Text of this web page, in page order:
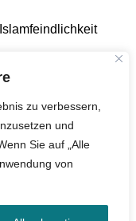
zu verbessern,
und
Sie auf „Alle
von
Schwelle für
eine neue